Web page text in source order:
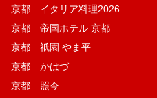
京都 イタリア料理2026
京都 帝国ホテル 京都
京都 祇園 やま平
京都 かはづ
京都 照今